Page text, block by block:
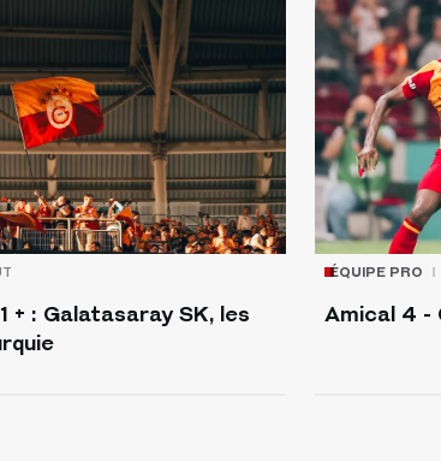
+ : Galatasaray SK, les
ÉQUIPE PRO
Amical 4 -